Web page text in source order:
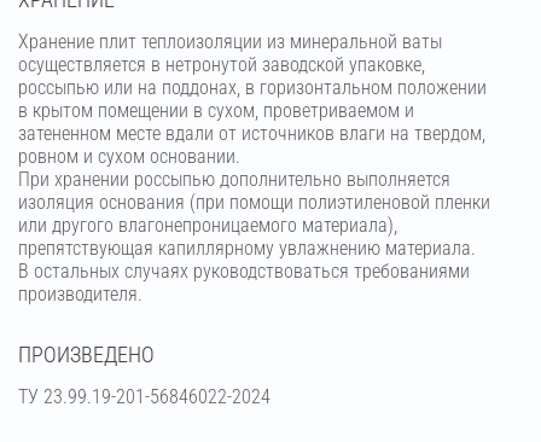
Хранение плит теплоизоляции из минеральной ваты
осуществляется в нетронутой заводской упаковке,
россыпью или на поддонах, в горизонтальном положении
в крытом помещении в сухом, проветриваемом и
затененном месте вдали от источников влаги на твердом,
ровном и сухом основании.
При хранении россыпью дополнительно выполняется
изоляция основания (при помощи полиэтиленовой пленки
или другого влагонепроницаемого материала),
препятствующая капиллярному увлажнению материала.
В остальных случаях руководствоваться требованиями
производителя.
ПРОИЗВЕДЕНО
ТУ 23.99.19-201-56846022-2024